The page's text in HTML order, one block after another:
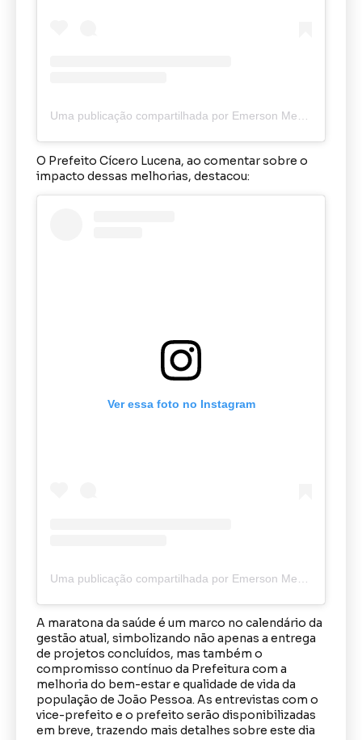
Uma publicação compartilhada por Emerson Medeiros O Caveira (@caveiraodanoticiaoriginal)
O Prefeito Cícero Lucena, ao comentar sobre o
impacto dessas melhorias, destacou:
Ver essa foto no Instagram
A maratona da saúde é um marco no calendário da
gestão atual, simbolizando não apenas a entrega
de projetos concluídos, mas também o
compromisso contínuo da Prefeitura com a
melhoria do bem-estar e qualidade de vida da
população de João Pessoa. As entrevistas com o
vice-prefeito e o prefeito serão disponibilizadas
em breve, trazendo mais detalhes sobre este dia